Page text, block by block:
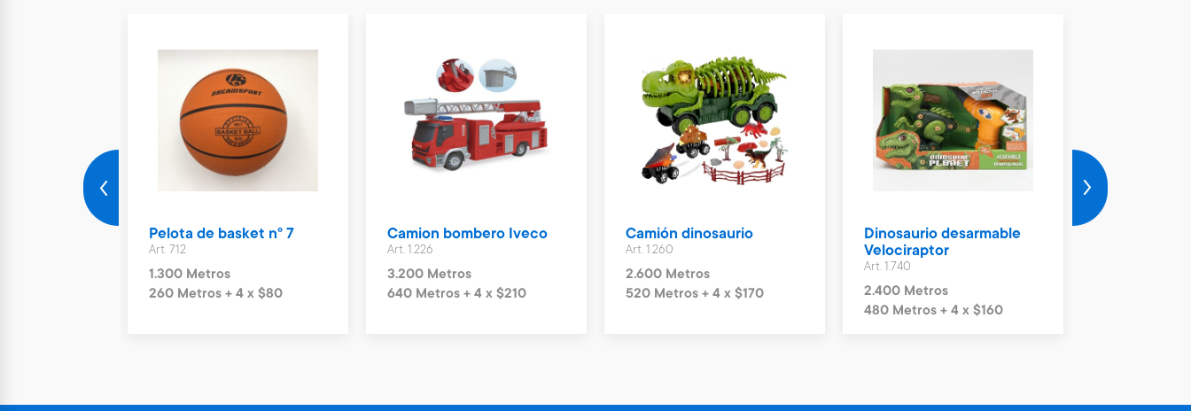
Pelota de basket n° 7
Art. 712
1.300 Metros
260 Metros + 4 x $80
Camion bombero Iveco
Art. 1.226
3.200 Metros
640 Metros + 4 x $210
Camión dinosaurio
Art. 1.260
2.600 Metros
520 Metros + 4 x $170
Dinosaurio desarmable
Velociraptor
Art. 1.740
2.400 Metros
480 Metros + 4 x $160